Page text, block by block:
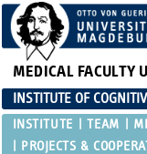
MEDICAL FACULTY
INSTITUTE OF
INSTITUTE TEAM
PROJECTS &